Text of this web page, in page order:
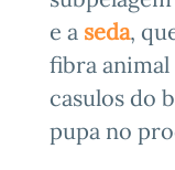
e a seda,
fibra
casulos do
pupa no